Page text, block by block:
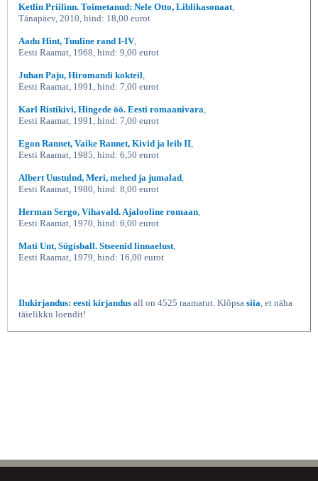
Ketlin Priilinn. Toimetanud: Nele Otto, Liblikasonaat
Tänapäev, 2010, hind: 18,00 eurot
Aadu Hint, Tuuline rand I-IV,
Eesti Raamat, 1968, hind: 9,00 eurot
Juhan Paju, Hiromandi kokteil
Eesti Raamat, 1991, hind: 7,00 eurot
Karl Ristikivi, Hingede öö. Eesti romaanivara
Eesti Raamat, 1991, hind: 7,00 eurot
Egon Rannet, Vaike Rannet, Kivid ja leib II
Eesti Raamat, 1985, hind: 6,50 eurot
Albert Uustulnd, Meri, mehed ja jumalad
Eesti Raamat, 1980, hind: 8,00 eurot
Herman Sergo, Vihavald. Ajalooline romaan
Eesti Raamat, 1970, hind: 6,00 eurot
Mati Unt, Sügisball. Stseenid linnaelust
Eesti Raamat, 1979, hind: 16,00 eurot
Ilukirjandus: eesti kirjandus all on 4525 raamatut. Klõpsa siia , et näha
täielikku loendit!